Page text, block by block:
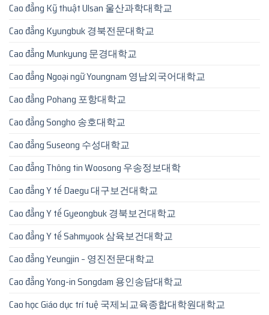
Cao đẳng Kỹ thuật Ulsan 울산과학대학교
Cao đẳng Kyungbuk 경북전문대학교
Cao đẳng Munkyung 문경대학교
Cao đẳng Ngoại ngữ Youngnam 영남외국어대학교
Cao đẳng Pohang 포항대학교
Cao đẳng Songho 송호대학교
Cao đẳng Suseong 수성대학교
Cao đẳng Thông tin Woosong 우송정보대학
Cao đẳng Y tế Daegu 대구보건대학교
Cao đẳng Y tế Gyeongbuk 경북보건대학교
Cao đẳng Y tế Sahmyook 삼육보건대학교
Cao đẳng Yeungjin – 영진전문대학교
Cao đẳng Yong-in Songdam 용인송담대학교
Cao học Giáo dục trí tuệ 국제뇌교육종합대학원대학교